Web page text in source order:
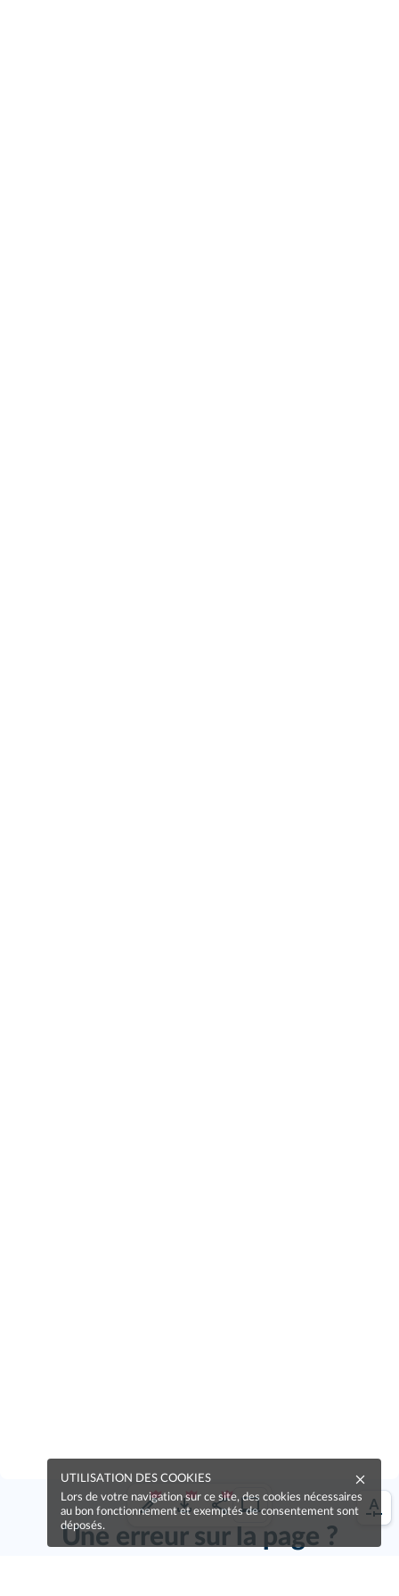
Une erreur sur la page ?
UTILISATION DES COOKIES
Lors de votre navigation sur ce site, des cookies nécessaires
au bon fonctionnement et exemptés de consentement sont
déposés.